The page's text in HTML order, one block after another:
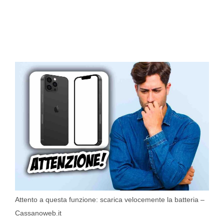
Attento a questa funzione: scarica velocemente la batteria –
Cassanoweb.it